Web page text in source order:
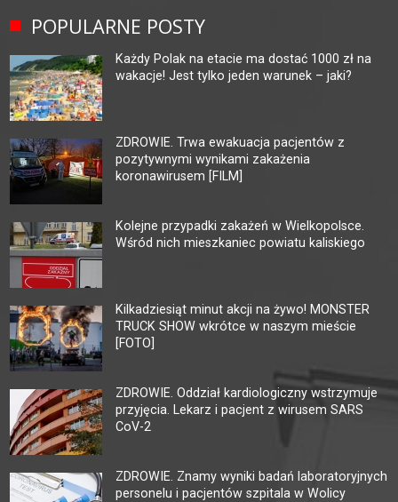
POPULARNE POSTY
Każdy Polak na etacie ma dostać 1000 zł na
wakacje! Jest tylko jeden warunek – jaki?
ZDROWIE. Trwa ewakuacja pacjentów z
pozytywnymi wynikami zakażenia
koronawirusem [FILM]
Kolejne przypadki zakażeń w Wielkopolsce.
Wśród nich mieszkaniec powiatu kaliskiego
Kilkadziesiąt minut akcji na żywo! MONSTER
TRUCK SHOW wkrótce w naszym mieście
[FOTO]
ZDROWIE. Oddział kardiologiczny wstrzymuje
przyjęcia. Lekarz i pacjent z wirusem SARS
CoV-2
ZDROWIE. Znamy wyniki badań laboratoryjnych
personelu i pacjentów szpitala w Wolicy